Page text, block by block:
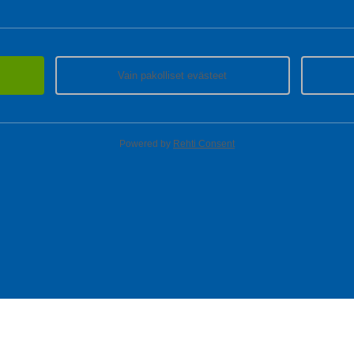
Vain pakolliset evästeet
Powered by Rehti Consent